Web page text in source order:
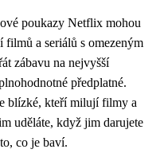
poukazy Netflix mohou
filmů a seriálů s omezeným
zábavu na nejvyšší
předplatné.
blízké, kteří milují filmy a
uděláte, když jim darujete
co je baví.